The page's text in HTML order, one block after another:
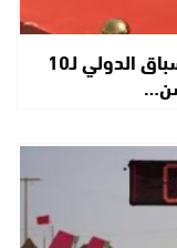
الدشيرة تحتضن النسخة الثانية من السباق الدولي لـ10